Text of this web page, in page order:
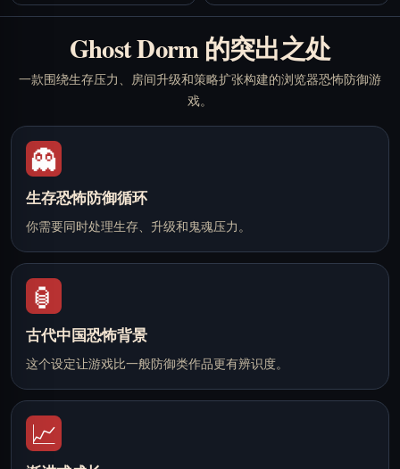
Ghost Dorm 的突出之处
一款围绕生存压力、房间升级和策略扩张构建的浏览器恐怖防御游
戏。
👻
生存恐怖防御循环
你需要同时处理生存、升级和鬼魂压力。
🏮
古代中国恐怖背景
这个设定让游戏比一般防御类作品更有辨识度。
📈